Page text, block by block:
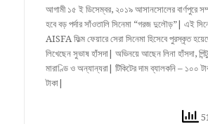
আগামী ১৫ ই ডিসেম্বর, ২০১৯ আসানসোলের বার্ণপুরে
হবে বড় পর্দার সাঁওতালি সিনেমা “গরজ দুলৌড়”| এই
AISFA ফিল্ম ফেয়ারে সেরা সিনেমা হিসেবে পুরস্কৃত
লিখেছেন সুভাষ হাঁসদা| অভিনয়ে আছেন লিনা হাঁসদা,
মারাণ্ডি ও অন্যান্যরা| টিকিটের দাম ব্যালকনি – ১০০
টাকা|